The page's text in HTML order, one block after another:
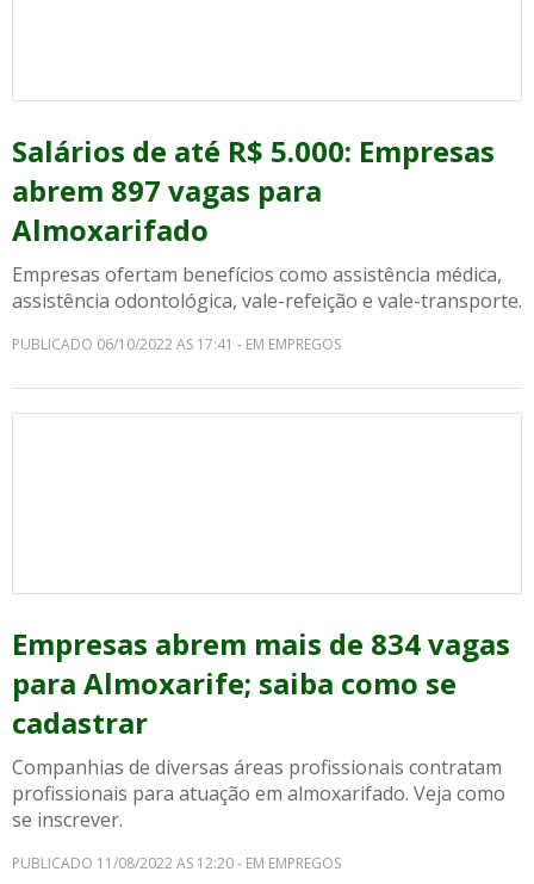
Salários de até R$ 5.000: Empresas
abrem 897 vagas para
Almoxarifado
Empresas ofertam benefícios como assistência médica,
assistência odontológica, vale-refeição e vale-transporte.
PUBLICADO 06/10/2022 AS 17:41 - EM EMPREGOS
Empresas abrem mais de 834 vagas
para Almoxarife; saiba como se
cadastrar
Companhias de diversas áreas profissionais contratam
profissionais para atuação em almoxarifado. Veja como
se inscrever.
PUBLICADO 11/08/2022 AS 12:20 - EM EMPREGOS